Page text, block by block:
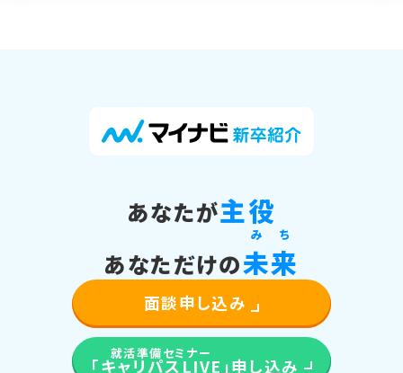
あなたが主役
あなただけの未
み
来
ち
面談申し込み
就活準備セミナー
「キャリパスLIVE」申し込み